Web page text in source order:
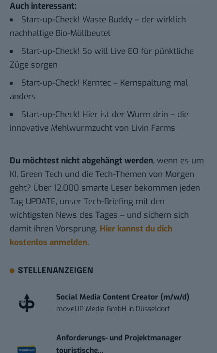
Auch interessant:
Start-up-Check! Waste Buddy – der wirklich
nachhaltige Bio-Müllbeutel
Start-up-Check! So will Live EO für pünktliche
Züge sorgen
Start-up-Check! Kerntec – Kernspaltung mal
anders
Start-up-Check! Hier ist der Wurm drin – die
innovative Mehlwurmzucht von Livin Farms
Du möchtest nicht abgehängt werden, wenn es um
KI, Green Tech und die Tech-Themen von Morgen
geht? Über 12.000 smarte Leser bekommen jeden
Tag UPDATE, unser Tech-Briefing mit den
wichtigsten News des Tages – und sichern sich
damit ihren Vorsprung. Hier kannst du dich
kostenlos anmelden.
STELLENANZEIGEN
Social Media Content Creator (m/w/d)
moveUP Media GmbH in Düsseldorf
Anforderungs- und Projektmanager
touristische...